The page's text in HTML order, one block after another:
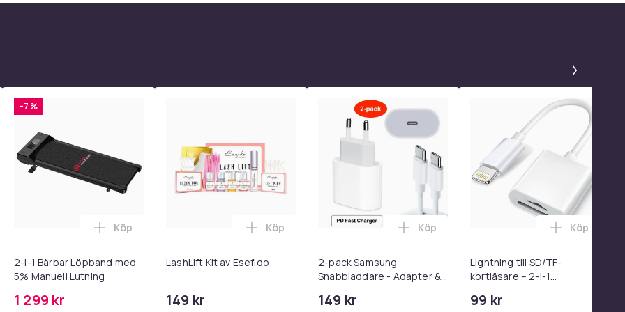
Adapter + Kabel 25W lightning - USB-C 2m i varukorgen
17 / 16 / 15 Snabbladdare med 2M USB-C till USB-C kabel i varukorgen
-7 %
2-i-1 Bärbar Löpband med
5% Manuell Lutning
1 299 kr
Lägg till 2-i-1 Bärbar Löpband med 5% Manuell Lutning i varukorgen
Köp
LashLift Kit av Esefido
149 kr
Lägg till LashLift Kit av Esefido i varukorgen
Köp
2-pack Samsung
Snabbladdare - Adapter &
149 kr
Lägg till 2-pack Samsung Snabbladdare
Köp
Lightning till SD/TF-
kortläsare – 2-i-1
iPhone/iPad
99 kr
Lägg till
Köp